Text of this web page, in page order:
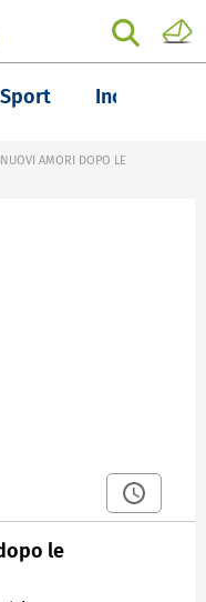
Sport Inchieste
AMORI DOPO LE
le